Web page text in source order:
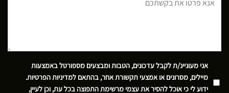
אני מעוניינ/ת לקבל עדכונים, הטבות ומבצעים מספורטל באמצעות
מיילים, מסרונים או אמצעי תקשורת אחר, בהתאם למדיניות הפרטיות.
ידוע לי כי אוכל להסיר את עצמי מרשימת התפוצה בכל עת, וכן לעיין,